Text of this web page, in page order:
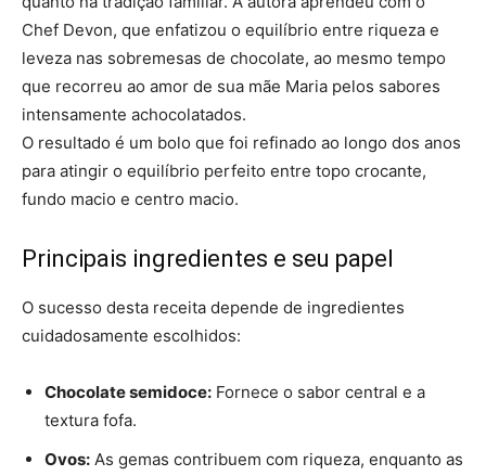
Chef Devon, que enfatizou o equilíbrio entre riqueza e
leveza nas sobremesas de chocolate, ao mesmo tempo
que recorreu ao amor de sua mãe Maria pelos sabores
intensamente achocolatados.
O resultado é um bolo que foi refinado ao longo dos anos
para atingir o equilíbrio perfeito entre topo crocante,
fundo macio e centro macio.
Principais ingredientes e seu papel
O sucesso desta receita depende de ingredientes
cuidadosamente escolhidos:
Chocolate semidoce: Fornece o sabor central e a
textura fofa.
Ovos: As gemas contribuem com riqueza, enquanto as